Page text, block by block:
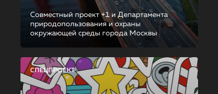
Совместный проект +1 и Департамента
природопользования и охраны
окружающей среды города Москвы
СПЕЦПРОЕКТ